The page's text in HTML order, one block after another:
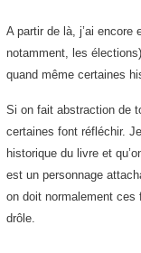
A partir de là, j’ai
notamment, les
quand même certaines
Si on fait abstraction de
certaines font réfléchir.
historique du livre et
est un personnage
on doit normalement ces
drôle.